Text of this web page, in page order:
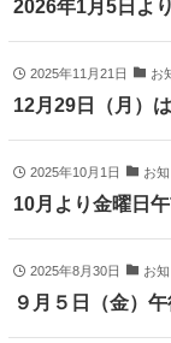
2026年1月5日よ
2025年11月21日 お
12月29日（月）
2025年10月1日 お
10月より金曜日
2025年8月30日 お
９月５日（金）